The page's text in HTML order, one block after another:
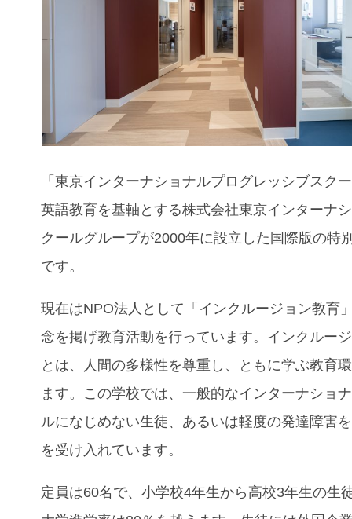
「東京インターナショナルプログレッシブスク
英語教育を基軸とする株式会社東京インターナ
クールグループが2000年に設立した国際版の特
です。
現在はNPO法人として「インクルージョン教育
念を掲げ教育活動を行っています。インクルー
とは、人間の多様性を尊重し、ともに学ぶ教育
ます。この学校では、一般的なインターナショ
ルになじめない生徒、あるいは軽度の発達障害
を受け入れています。
定員は60名で、小学校4年生から高校3年生の生